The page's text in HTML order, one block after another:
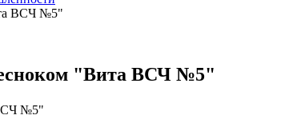
ВСЧ №5"
"Вита ВСЧ №5"